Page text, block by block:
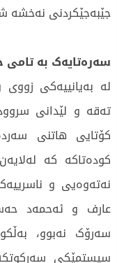
جێبەجێکردنی نەخشە
سەرەتایەک بە تامی
تەقە و لێدانی
کۆتایی هاتنی
کودەتاکە کە
نەتەوەیی و
عارف و ئەحمەد
سەرۆک نەبوو،
سیستمێکی